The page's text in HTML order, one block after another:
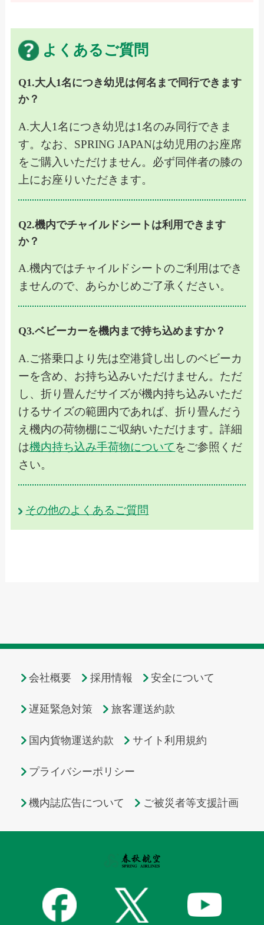
よくあるご質問
Q1.大人1名につき幼児は何名まで同行できます
か？
A.大人1名につき幼児は1名のみ同行できま
す。なお、SPRING JAPANは幼児用のお座席
をご購入いただけません。必ず同伴者の膝の
上にお座りいただきます。
Q2.機内でチャイルドシートは利用できます
か？
A.機内ではチャイルドシートのご利用はでき
ませんので、あらかじめご了承ください。
Q3.ベビーカーを機内まで持ち込めますか？
A.ご搭乗口より先は空港貸し出しのベビーカ
ーを含め、お持ち込みいただけません。ただ
し、折り畳んだサイズが機内持ち込みいただ
けるサイズの範囲内であれば、折り畳んだう
え機内の荷物棚にご収納いただけます。詳細
は機内持ち込み手荷物についてをご参照くだ
さい。
その他のよくあるご質問
会社概要 採用情報 安全について
遅延緊急対策 旅客運送約款
国内貨物運送約款 サイト利用規約
プライバシーポリシー
機内誌広告について ご被災者等支援計画